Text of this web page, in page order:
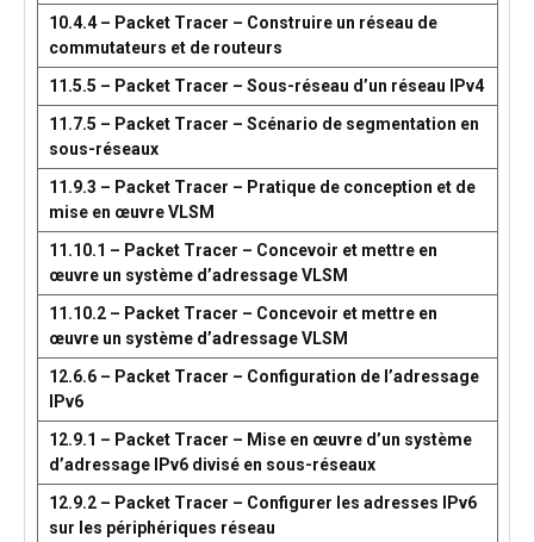
10.4.4 – Packet Tracer – Construire un réseau de
commutateurs et de routeurs
11.5.5 – Packet Tracer – Sous-réseau d’un réseau IPv4
11.7.5 – Packet Tracer – Scénario de segmentation en
sous-réseaux
11.9.3 – Packet Tracer – Pratique de conception et de
mise en œuvre VLSM
11.10.1 – Packet Tracer – Concevoir et mettre en
œuvre un système d’adressage VLSM
11.10.2 – Packet Tracer – Concevoir et mettre en
œuvre un système d’adressage VLSM
12.6.6 – Packet Tracer – Configuration de l’adressage
IPv6
12.9.1 – Packet Tracer – Mise en œuvre d’un système
d’adressage IPv6 divisé en sous-réseaux
12.9.2 – Packet Tracer – Configurer les adresses IPv6
sur les périphériques réseau